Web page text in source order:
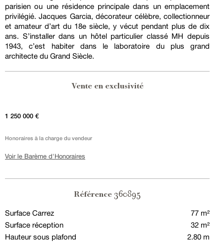
parisien ou une résidence principale dans un emplacement
privilégié. Jacques Garcia, décorateur célèbre, collectionneur
et amateur d’art du 18e siècle, y vécut pendant plus de dix
ans. S’installer dans un hôtel particulier classé MH depuis
1943, c’est habiter dans le laboratoire du plus grand
architecte du Grand Siècle.
Vente en exclusivité
1 250 000 €
Honoraires à la charge du vendeur
Voir le Barème d'Honoraires
Référence 360895
Surface Carrez
77 m²
Surface réception
32 m²
Hauteur sous plafond
2.80 m